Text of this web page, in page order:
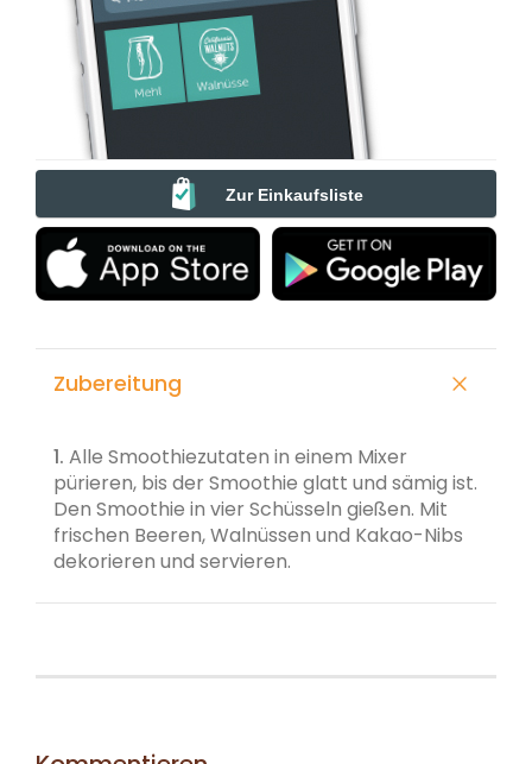
Zur Einkaufsliste
Zubereitung
1. Alle Smoothiezutaten in einem Mixer
pürieren, bis der Smoothie glatt und sämig ist.
Den Smoothie in vier Schüsseln gießen. Mit
frischen Beeren, Walnüssen und Kakao-Nibs
dekorieren und servieren.